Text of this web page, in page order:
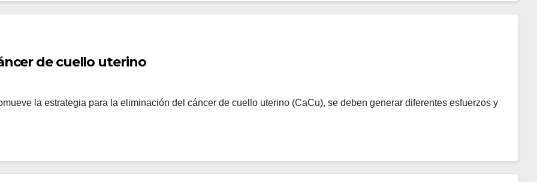
de cuello uterino
la estrategia para la eliminación del cáncer de cuello uterino (CaCu), se deben generar diferentes esfuerzos y